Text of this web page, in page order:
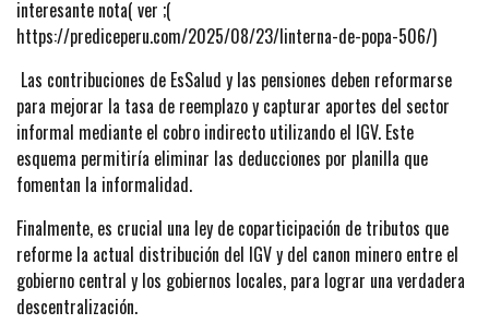
interesante nota( ver ;(
https://prediceperu.com/2025/08/23/linterna-de-popa-506/)
Las contribuciones de EsSalud y las pensiones deben reformarse
para mejorar la tasa de reemplazo y capturar aportes del sector
informal mediante el cobro indirecto utilizando el IGV. Este
esquema permitiría eliminar las deducciones por planilla que
fomentan la informalidad.
Finalmente, es crucial una ley de coparticipación de tributos que
reforme la actual distribución del IGV y del canon minero entre el
gobierno central y los gobiernos locales, para lograr una verdadera
descentralización.